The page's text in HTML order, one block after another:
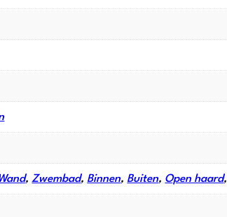
,Zwembad, Binnen, Buiten, Open haard,